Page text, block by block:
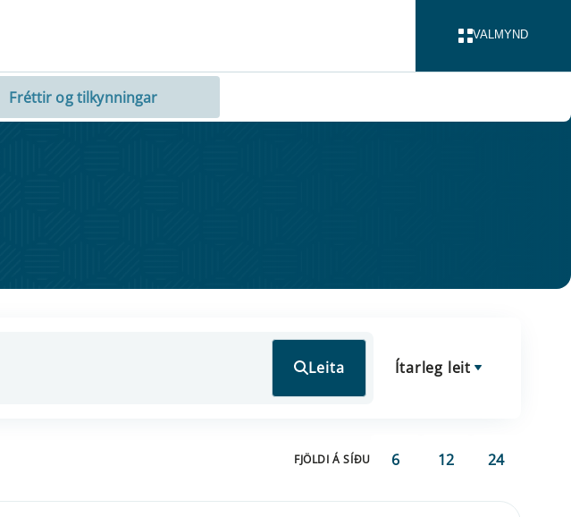
VALMYND
Fréttir og tilkynningar
Leita Ítarleg leit
FJÖLDI Á SÍÐU 6 12 24